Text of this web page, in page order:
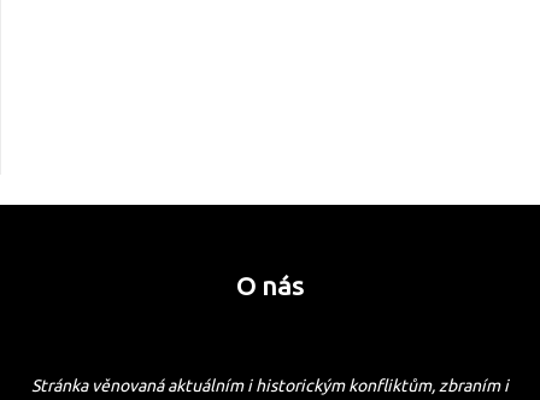
O nás
Stránka věnovaná aktuálním i historickým konfliktům, zbraním i